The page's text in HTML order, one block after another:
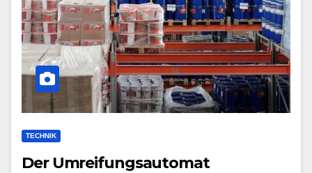
TECHNIK
Der Umreifungsautomat